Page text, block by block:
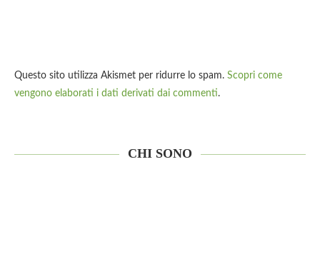
Questo sito utilizza Akismet per ridurre lo spam. Scopri come
vengono elaborati i dati derivati dai commenti.
CHI SONO